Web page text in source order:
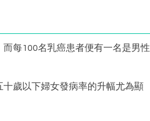
每100名乳癌患者便有一名是男性
歲以下婦女發病率的升幅尤為顯